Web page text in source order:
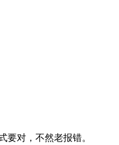
要对，不然老报错。